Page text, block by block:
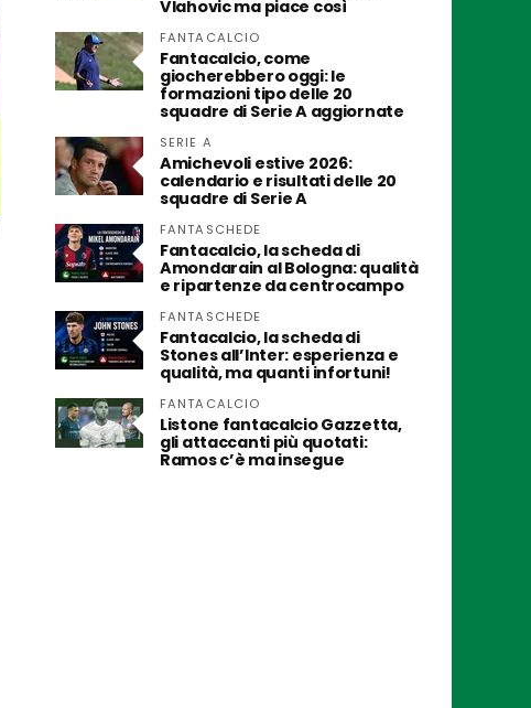
Vlahovic ma piace così
FANTACALCIO
Fantacalcio, come
giocherebbero oggi: le
formazioni tipo delle 20
squadre di Serie A aggiornate
SERIE A
Amichevoli estive 2026:
calendario e risultati delle 20
squadre di Serie A
FANTASCHEDE
Fantacalcio, la scheda di
Amondarain al Bologna: qualità
e ripartenze da centrocampo
FANTASCHEDE
Fantacalcio, la scheda di
Stones all’Inter: esperienza e
qualità, ma quanti infortuni!
FANTACALCIO
Listone fantacalcio Gazzetta,
gli attaccanti più quotati:
Ramos c’è ma insegue